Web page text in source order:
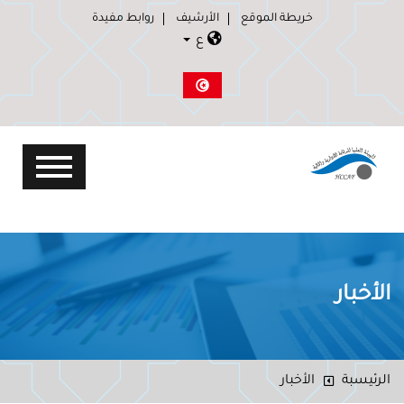
خريطة الموقع الأرشيف روابط مفيدة
ع
الأخبار
الرئيسبة الأخبار